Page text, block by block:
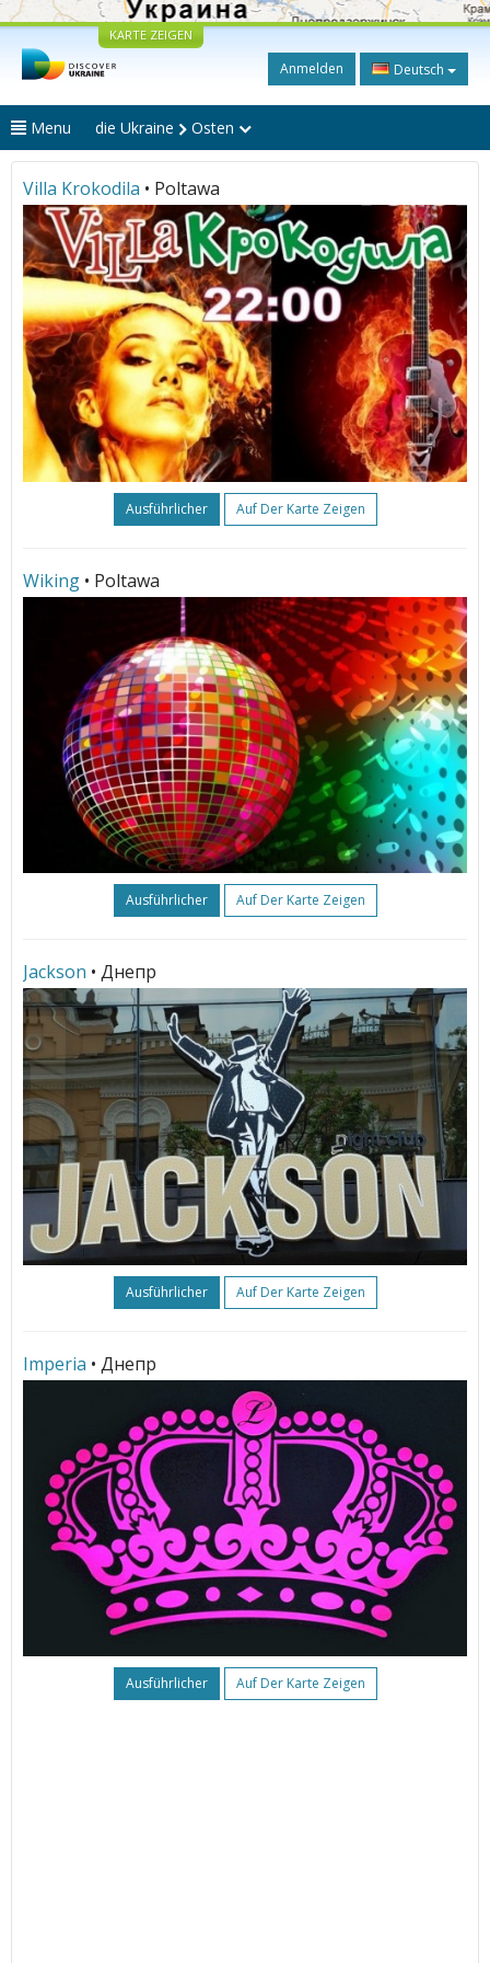
KARTE ZEIGEN
Anmelden Deutsch
Menu die Ukraine Osten
Villa Krokodila • Poltawa
Ausführlicher Auf Der Karte Zeigen
Wiking • Poltawa
Ausführlicher Auf Der Karte Zeigen
Jackson • Днепр
Ausführlicher Auf Der Karte Zeigen
Imperia • Днепр
Ausführlicher Auf Der Karte Zeigen